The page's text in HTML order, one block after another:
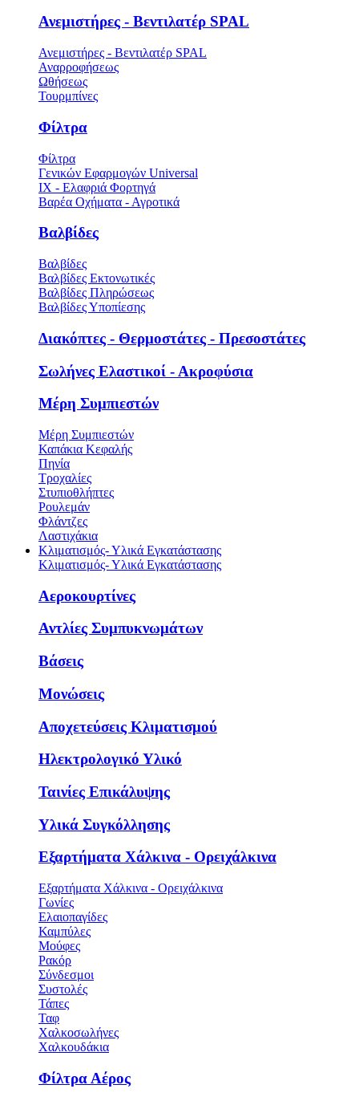
Ανεμιστήρες - Βεντιλατέρ SPAL
Ανεμιστήρες - Βεντιλατέρ SPAL
Αναρροφήσεως
Ωθήσεως
Τουρμπίνες
Φίλτρα
Φίλτρα
Γενικών Εφαρμογών Universal
ΙΧ - Ελαφριά Φορτηγά
Βαρέα Οχήματα - Αγροτικά
Βαλβίδες
Βαλβίδες
Βαλβίδες Εκτονωτικές
Βαλβίδες Πληρώσεως
Βαλβίδες Υποπίεσης
Διακόπτες - Θερμοστάτες - Πρεσοστάτες
Σωλήνες Ελαστικοί - Ακροφύσια
Μέρη Συμπιεστών
Μέρη Συμπιεστών
Καπάκια Κεφαλής
Πηνία
Τροχαλίες
Στυπιοθλήπτες
Ρουλεμάν
Φλάντζες
Λαστιχάκια
Κλιματισμός- Υλικά Εγκατάστασης
Κλιματισμός- Υλικά Εγκατάστασης
Αεροκουρτίνες
Αντλίες Συμπυκνωμάτων
Βάσεις
Μονώσεις
Αποχετεύσεις Κλιματισμού
Ηλεκτρολογικό Υλικό
Ταινίες Επικάλυψης
Υλικά Συγκόλλησης
Εξαρτήματα Χάλκινα - Ορειχάλκινα
Εξαρτήματα Χάλκινα - Ορειχάλκινα
Γωνίες
Ελαιοπαγίδες
Καμπύλες
Μούφες
Ρακόρ
Σύνδεσμοι
Συστολές
Τάπες
Ταφ
Χαλκοσωλήνες
Χαλκουδάκια
Φίλτρα Αέρος